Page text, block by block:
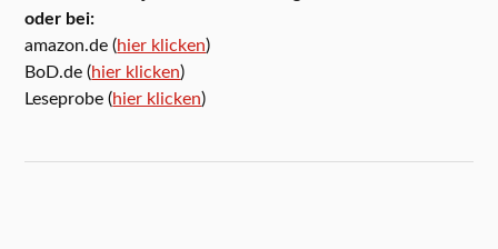
oder bei:
amazon.de (hier klicken)
BoD.de (hier klicken)
Leseprobe (hier klicken)